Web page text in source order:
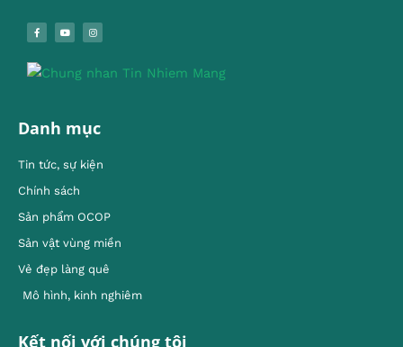
Danh mục
Tin tức, sự kiện
Chính sách
Sản phẩm OCOP
Sản vật vùng miền
Vẻ đẹp làng quê
Mô hình, kinh nghiêm
Kết nối với chúng tôi